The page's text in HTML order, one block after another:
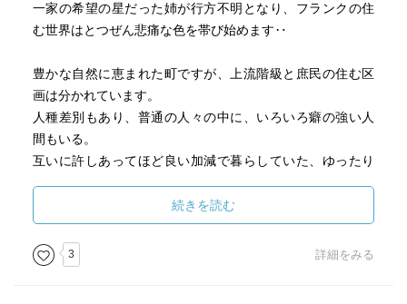
一家の希望の星だった姉が行方不明となり、フランクの住
む世界はとつぜん悲痛な色を帯び始めます‥
豊かな自然に恵まれた町ですが、上流階級と庶民の住む区
画は分かれています。
人種差別もあり、普通の人々の中に、いろいろ癖の強い人
間もいる。
互いに許しあってほど良い加減で暮らしていた、ゆったり
複雑な出来事をただ目を見張って受け入れるうちに、男の
子達は大人の世界に一歩、足を踏み入れていく‥
卑小な人間のどうしようもなさ、悪気はなくとも個性がぶ
続きを読む
3 詳細をみる